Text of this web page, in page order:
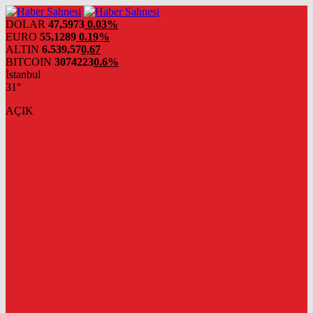
DOLAR 47,5973 0.03%
EURO 55,1289 0.19%
ALTIN 6.539,570,67
BITCOIN 30742230.6%
İstanbul
31°
AÇIK